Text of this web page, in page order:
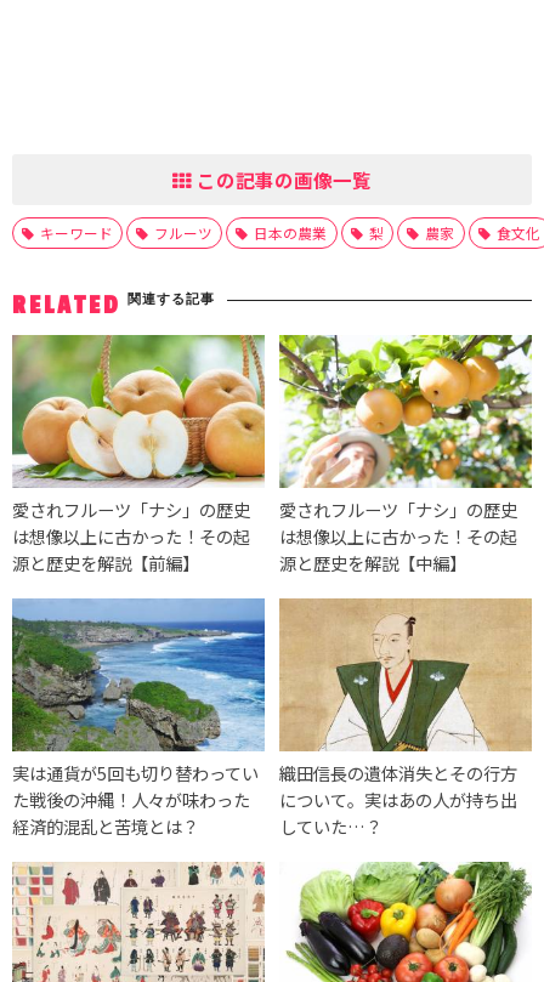
この記事の画像一覧
キーワード フルーツ 日本の農業 梨 農家 食文化
RELATED 関連する記事
愛されフルーツ「ナシ」の歴史
は想像以上に古かった！その起
源と歴史を解説【前編】
愛されフルーツ「ナシ」の歴史
は想像以上に古かった！その起
源と歴史を解説【中編】
実は通貨が5回も切り替わってい
た戦後の沖縄！人々が味わった
経済的混乱と苦境とは？
織田信長の遺体消失とその行方
について。実はあの人が持ち出
していた…？